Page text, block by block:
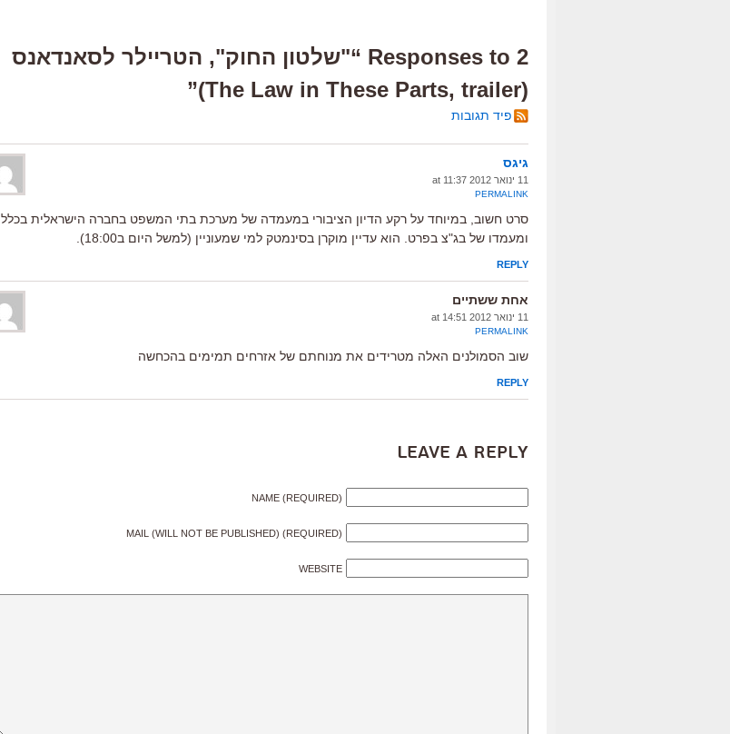
2 Responses to “"שלטון החוק", הטריילר לסאנדאנס
(The Law in These Parts, trailer)”
פיד תגובות
גיגס
11 ינואר 2012 at 11:37
PERMALINK
סרט חשוב, במיוחד על רקע הדיון הציבורי במעמדה של מערכת בתי המשפט בחברה הישראלית בכלל
ומעמדו של בג"צ בפרט. הוא עדיין מוקרן בסינמטק למי שמעוניין (למשל היום ב18:00).
REPLY
אחת ששתיים
11 ינואר 2012 at 14:51
PERMALINK
שוב הסמולנים האלה מטרידים את מנוחתם של אזרחים תמימים בהכחשה
REPLY
Leave a Reply
NAME (REQUIRED)
MAIL (WILL NOT BE PUBLISHED) (REQUIRED)
WEBSITE